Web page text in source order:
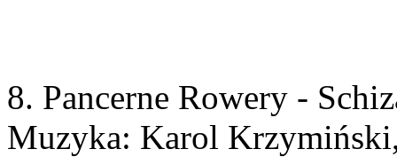
8. Pancerne Rowery -
Muzyka: Karol